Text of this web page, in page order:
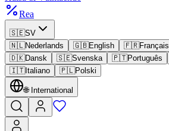
Rea
🇸🇪SV
🇳🇱Nederlands 🇬🇧English 🇫🇷Français
🇩🇰Dansk 🇸🇪Svenska 🇵🇹Português
🇮🇹Italiano 🇵🇱Polski
🌐 International